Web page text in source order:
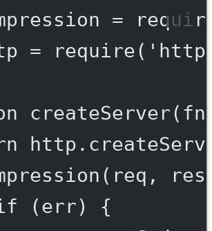
=
= require(
createServer( fn
http.
(req,
(err) {